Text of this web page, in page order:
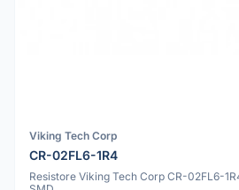
Viking Tech Corp
CR-02FL6-1R4
Resistore Viking Tech Corp CR-02FL6-